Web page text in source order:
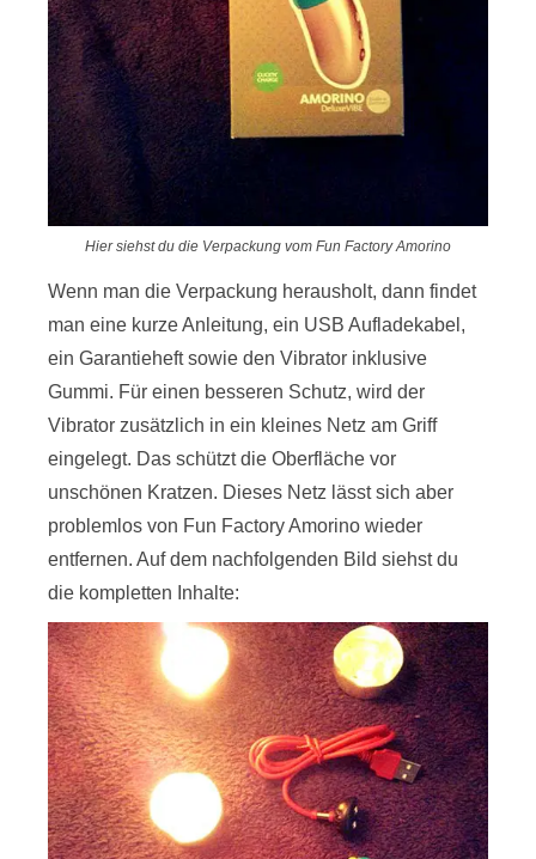
Hier siehst du die Verpackung vom Fun Factory Amorino
Wenn man die Verpackung herausholt, dann findet
man eine kurze Anleitung, ein USB Aufladekabel,
ein Garantieheft sowie den Vibrator inklusive
Gummi. Für einen besseren Schutz, wird der
Vibrator zusätzlich in ein kleines Netz am Griff
eingelegt. Das schützt die Oberfläche vor
unschönen Kratzen. Dieses Netz lässt sich aber
problemlos von Fun Factory Amorino wieder
entfernen. Auf dem nachfolgenden Bild siehst du
die kompletten Inhalte: